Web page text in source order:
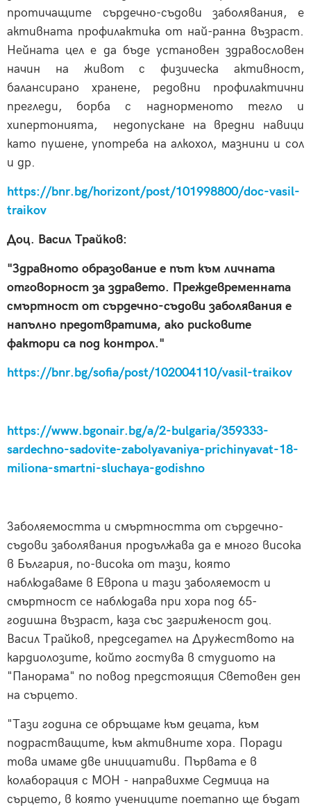
протичащите сърдечно-съдови заболявания, е
активната профилактика от най-ранна възраст.
Нейната цел е да бъде установен здравословен
начин на живот с физическа активност,
балансирано хранене, редовни профилактични
прегледи, борба с наднорменото тегло и
хипертонията, недопускане на вредни навици
като пушене, употреба на алкохол, мазнини и сол
и др.
https://bnr.bg/horizont/post/101998800/doc-vasil-
traikov
Доц. Васил Трайков:
"Здравното образование е път към личната
отговорност за здравето. Преждевременната
смъртност от сърдечно-съдови заболявания е
напълно предотвратима, ако рисковите
фактори са под контрол."
https://bnr.bg/sofia/post/102004110/vasil-traikov
https://www.bgonair.bg/a/2-bulgaria/359333-
sardechno-sadovite-zabolyavaniya-prichinyavat-18-
miliona-smartni-sluchaya-godishno
Заболяемостта и смъртността от сърдечно-
съдови заболявания продължава да е много висока
в България, по-висока от тази, която
наблюдаваме в Европа и тази заболяемост и
смъртност се наблюдава при хора под 65-
годишна възраст, каза със загриженост доц.
Васил Трайков, председател на Дружеството на
кардиолозите, който гостува в студиото на
"Панорама" по повод предстоящия Световен ден
на сърцето.
"Тази година се обръщаме към децата, към
подрастващите, към активните хора. Поради
това имаме две инициативи. Първата е в
колаборация с МОН - направихме Седмица на
сърцето, в която учениците поетапно ще бъдат